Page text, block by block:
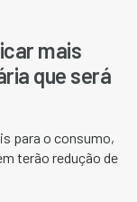
mais
que será
para o consumo,
terão redução de